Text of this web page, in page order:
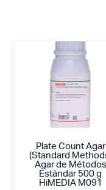
Plate Count Agar
(Standard
Agar de Métodos
Estándar 500 g
HiMEDIA M091